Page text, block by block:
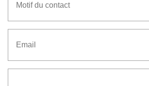
du
contact
(Nécessaire)
(Nécessaire)